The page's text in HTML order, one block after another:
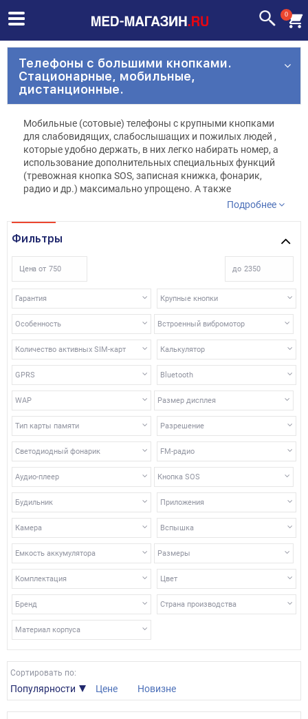
0
Телефоны с большими кнопками.
Стационарные, мобильные,
дистанционные.
Мобильные (сотовые) телефоны с крупными кнопками
для слабовидящих, слабослышащих и пожилых людей ,
которые удобно держать, в них легко набирать номер, а
использование дополнительных специальных функций
(тревожная кнопка SOS, записная книжка, фонарик,
радио и др.) максимально упрощено. А также
стационарные (домашние) телефоны с большими
функций для людей с ограниченными возможностями
слуха и зрения.
С такими надежными спутниками можно чувствовать
себя спокойно и уверенно!
Подробнее
Фильтры
Цена от до
Гарантия Крупные кнопки
Особенность Встроенный вибромотор
Калькулятор
Количество активных SIM-карт
GPRS Bluetooth
WAP Размер дисплея
Разрешение
Тип карты памяти
Светодиодный фонарик FM-радио
Аудио-плеер Кнопка SOS
Приложения
Будильник
Камера Вспышка
Емкость аккумулятора Размеры
Цвет
Комплектация
Бренд Страна производства
Материал корпуса
Сортировать по:
Популярности Цене Новизне